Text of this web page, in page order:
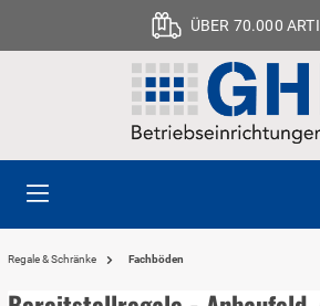
ÜBER 70.000
Regale & Schränke Fachböden